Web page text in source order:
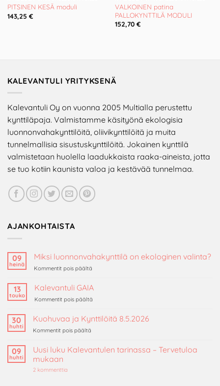
PITSINEN KESÄ moduli
143,25 €
VALKOINEN patina
PALLOKYNTTILÄ MODULI
152,70 €
KALEVANTULI YRITYKSENÄ
Kalevantuli Oy on vuonna 2005 Multialla perustettu
kynttiläpaja. Valmistamme käsityönä ekologisia
luonnonvahakynttilöitä, oliivikynttilöitä ja muita
tunnelmallisia sisustuskynttilöitä. Jokainen kynttilä
valmistetaan huolella laadukkaista raaka-aineista, jotta
se tuo kotiin kaunista valoa ja kestävää tunnelmaa.
AJANKOHTAISTA
09
heinä
Miksi luonnonvahakynttilä on ekologinen valinta?
Kommentit pois päältä
luonnonvahakynttilä
ekologinen
13
touko
Kalevantuli GAIA
Kommentit pois päältä
GAIA
30
huhti
Kuohuvaa ja Kynttilöitä 8.5.2026
Kommentit pois päältä
ja
09
huhti
Uusi luku Kalevantulen tarinassa – Tervetuloa
mukaan
2 kommenttia